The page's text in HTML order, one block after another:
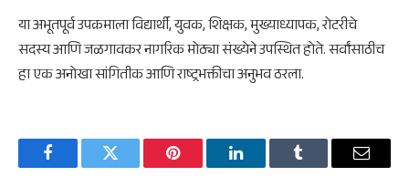
​या अभूतपूर्व उपक्रमाला विद्यार्थी, युवक, शिक्षक, मुख्याध्यापक, रोटरीचे
सदस्य आणि जळगावकर नागरिक मोठ्या संख्येने उपस्थित होते. सर्वांसाठीच
हा एक अनोखा सांगितीक आणि राष्ट्रभक्तीचा अनुभव ठरला.
FacebookTwitter Pinterest LinkedInTumblr Email